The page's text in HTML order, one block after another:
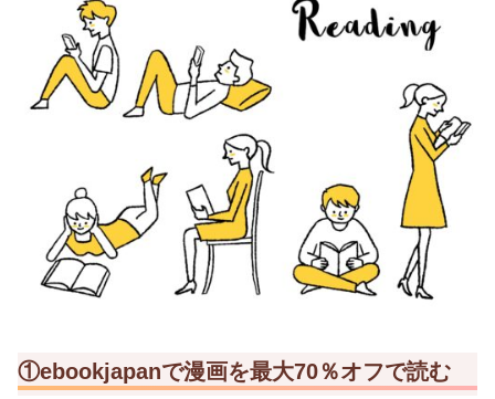
①ebookjapanで漫画を最大70％オフで読む